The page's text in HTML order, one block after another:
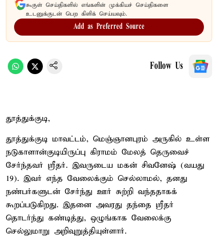
கூகுள் செய்திகளில் எங்களின் முக்கியச் செய்திகளை
உடனுக்குடன் பெற கிளிக் செய்யவும்.
Add as Preferred Source
Follow Us
தூத்துக்குடி,
தூத்துக்குடி மாவட்டம், மெஞ்ஞானபுரம் அருகில் உள்ள
நடுகாளான்குடியிருப்பு கிராமம் மேலத் தெருவைச்
சேர்ந்தவர் ஸ்ரீதர். இவருடைய மகன் சிவனேஷ் (வயது
19). இவர் எந்த வேலைக்கும் செல்லாமல், தனது
நண்பர்களுடன் சேர்ந்து ஊர் சுற்றி வந்ததாகக்
கூறப்படுகிறது. இதனை அவரது தந்தை ஸ்ரீதர்
தொடர்ந்து கண்டித்து, ஒழுங்காக வேலைக்கு
செல்லுமாறு அறிவுறுத்தியுள்ளார்.